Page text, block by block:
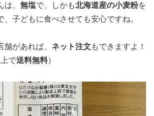
、 無塩で、しかも北海道産の小麦粉を
、子どもに食べさせても安心ですね。
があれば、 ネット注文もできますよ！
で送料無料）